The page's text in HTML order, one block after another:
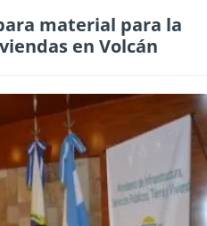
material para la
en Volcán